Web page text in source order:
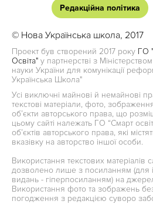
Редакційна політика
© Нова Українська школа, 2017
Проект був створений 2017 року ГО
Освіта" у партнерстві з Міністерством
науки України для комунікації
Українська Школа"
Усі виключні майнові й немайнові
текстові матеріали, фото,
об’єкти авторського права, що
цьому сайті належать ГО “Смарт
об’єктів авторського права, які
вказівку на авторство іншої особи.
Використання текстових матеріалів
дозволено лише з посиланням (для
видань - гіперпосиланням) на
Використання фото та зображень
погодження з редакцією суворо